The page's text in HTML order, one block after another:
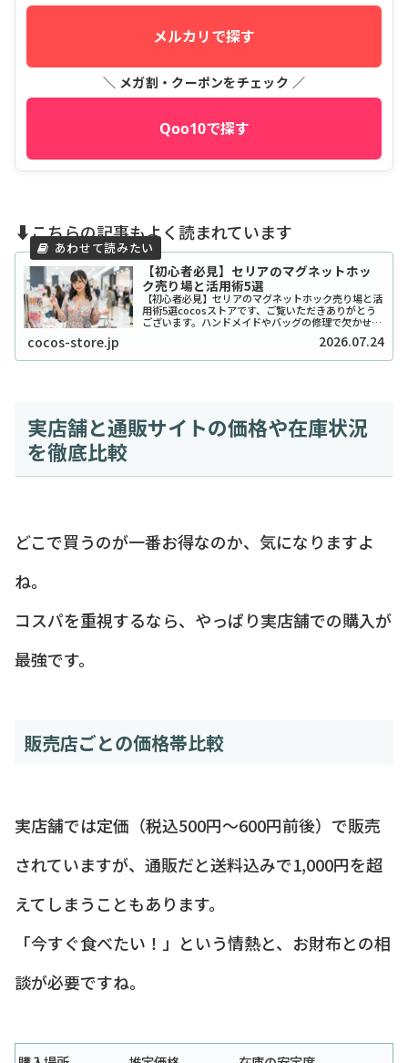
メルカリで探す
＼ メガ割・クーポンをチェック ／
Qoo10で探す
⬇️こちらの記事もよく読まれています
【初心者必見】セリアのマグネットホッ
ク売り場と活用術5選
【初心者必見】セリアのマグネットホック売り場と活
用術5選cocosストアです、ご覧いただきありがとう
ございます。ハンドメイドやバッグの修理で欠かせな
い「マグネットホック」ですが、いざセリアに行って
も「どこにあるの？」と迷ってしまう方が意外と...
cocos-store.jp 2026.07.24
実店舗と通販サイトの価格や在庫状況
を徹底比較
どこで買うのが一番お得なのか、気になりますよ
ね。
コスパを重視するなら、やっぱり実店舗での購入が
最強です。
販売店ごとの価格帯比較
実店舗では定価（税込500円〜600円前後）で販売
されていますが、通販だと送料込みで1,000円を超
えてしまうこともあります。
「今すぐ食べたい！」という情熱と、お財布との相
談が必要ですね。